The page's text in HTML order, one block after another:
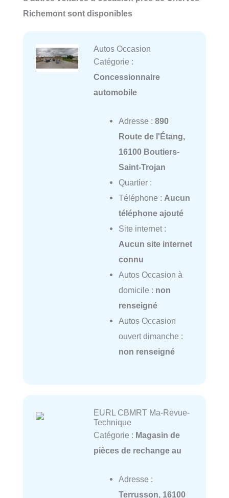
Richemont sont disponibles
Autos Occasion
Catégorie :
Concessionnaire
automobile
Adresse : 890
Route de l'Étang,
16100 Boutiers-
Saint-Trojan
Quartier :
Téléphone : Aucun
téléphone ajouté
Site internet :
Aucun site internet
connu
Autos Occasion à
domicile : non
renseigné
Autos Occasion
ouvert dimanche :
non renseigné
EURL CBMRT Ma-Revue-
Technique
Catégorie : Magasin de
pièces de rechange au
Adresse :
Terrusson, 16100